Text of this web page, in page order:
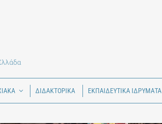
ΔΙΔΑΚΤΟΡΙΚΑ ΕΚΠΑΙΔΕΥΤΙΚΑ ΙΔΡΥΜΑΤΑ